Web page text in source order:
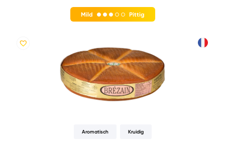
Mild Pittig
Aromatisch Kruidig